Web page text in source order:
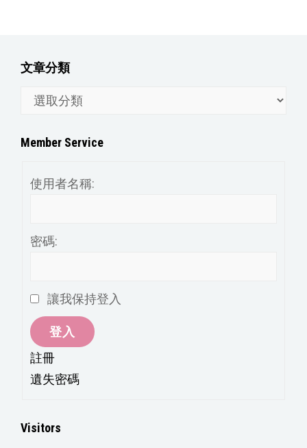
文章分類
分
Member Service
使用者名稱:
密碼:
讓我保持登入
登入
註冊
遺失密碼
Visitors